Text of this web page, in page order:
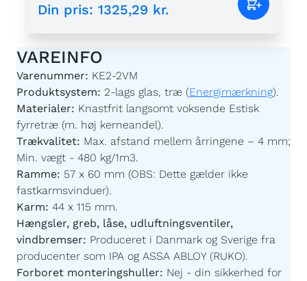
Din pris: 1325,29 kr.
VAREINFO
Varenummer: KE2-2VM
Produktsystem: 2-lags glas, træ (Energimærkning).
Materialer: Knastfrit langsomt voksende Estisk
fyrretræ (m. høj kerneandel).
Trækvalitet: Max. afstand mellem årringene – 4 mm;
Min. vægt - 480 kg/1m3.
Ramme: 57 x 60 mm (OBS: Dette gælder ikke
fastkarmsvinduer).
Karm: 44 x 115 mm.
Hængsler, greb, låse, udluftningsventiler,
vindbremser: Produceret i Danmark og Sverige fra
producenter som IPA og ASSA ABLOY (RUKO).
Forboret monteringshuller: Nej - din sikkerhed for